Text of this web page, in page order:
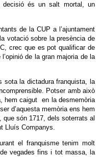
decisió és un salt mortal, un
de la CUP a l’ajuntament
votació sobre la presència de
crec que es pot qualificar de
de la gran majoria de la
sota la dictadura franquista, la
Potser amb això
hem caigut en la desmemòria
d’aquesta memòria ens hem
són 1717, dels soterrats al
Lluís Companys.
el franquisme tenim molt
vegades fins i tot massa, la